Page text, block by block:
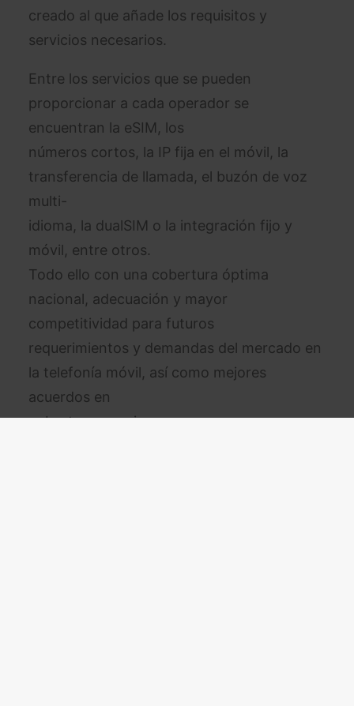
creado al que añade los requisitos y
servicios necesarios.
Entre los servicios que se pueden
proporcionar a cada operador se
encuentran la eSIM, los
números cortos, la IP fija en el móvil, la
transferencia de llamada, el buzón de voz
multi-
idioma, la dualSIM o la integración fijo y
móvil, entre otros.
Todo ello con una cobertura óptima
nacional, adecuación y mayor
competitividad para futuros
requerimientos y demandas del mercado en
la telefonía móvil, así como mejores
acuerdos en
cobertura roaming.